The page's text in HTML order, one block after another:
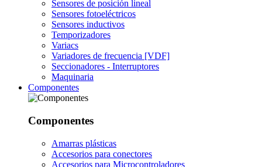
Sensores de posición lineal
Sensores fotoeléctricos
Sensores inductivos
Temporizadores
Variacs
Variadores de frecuencia [VDF]
Seccionadores - Interruptores
Maquinaria
Componentes
Componentes
Amarras plásticas
Accesorios para conectores
Accesorios para Microcontroladores